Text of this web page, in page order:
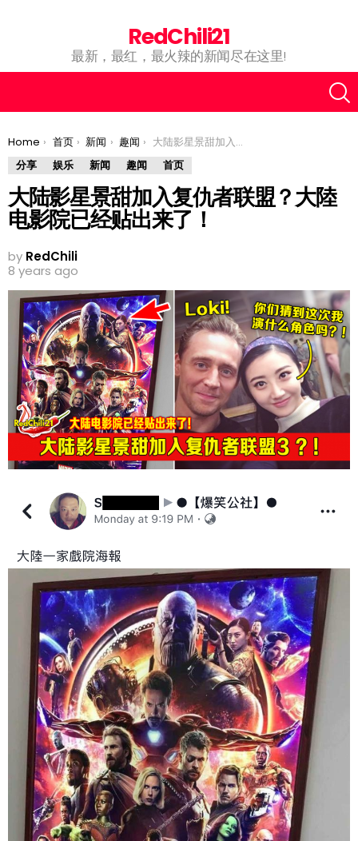
RedChili21
最新，最红，最火辣的新闻尽在这里!
You are here:
Home 首页 新闻 趣闻
大陆影星景甜加入复仇者联盟？大陸电影院已经贴出来了！
分享
娱乐 新闻 趣闻 首页
大陆影星景甜加入复仇者联盟？大陸
电影院已经贴出来了！
by RedChili
8 years ago